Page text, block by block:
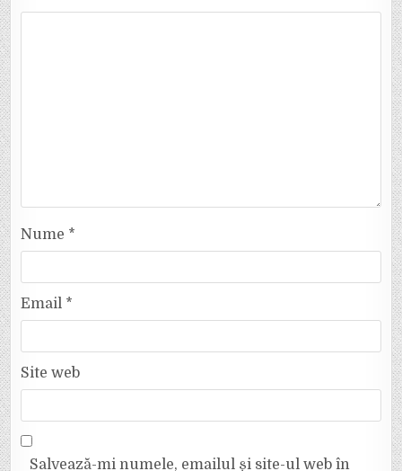
Nume *
Email *
Site web
Salvează-mi numele, emailul și site-ul web în